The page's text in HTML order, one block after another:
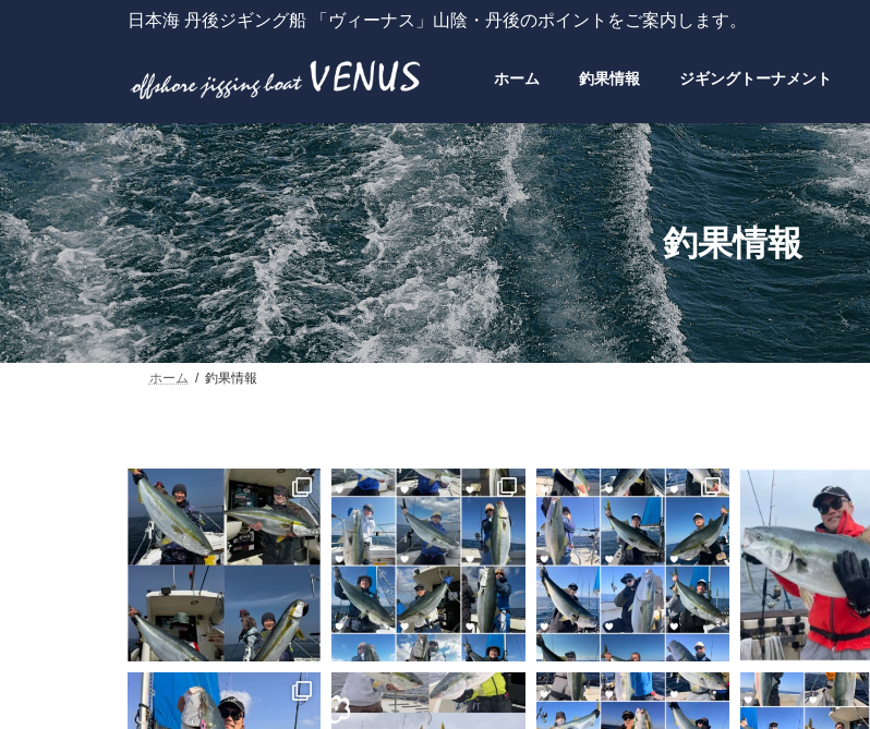
へ
ス
キ
ッ
プ
ョ
ン
に
移
動
日本海 丹後ジギング船 「ヴィーナス」山陰・丹後のポイントをご案内します。
ホーム 釣果情報 ジギングトーナメント
釣果情報
ホーム 釣果情報